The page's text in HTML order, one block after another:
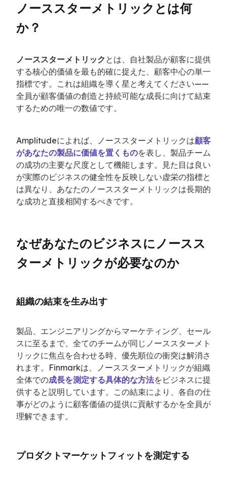
ノーススターメトリックとは何
か？
ノーススターメトリック とは、自社製品が顧客に提供
する核心的価値を最も的確に捉えた、顧客中心の単一
指標です。これは組織を導く星と考えてください——
全員が顧客価値の創造と持続可能な成長に向けて結束
するための唯一の数値です。
Amplitudeによれば、ノーススターメトリックは顧客
があなたの製品に価値を置くものを表し、製品チーム
の成功の主要な尺度として機能します。見た目は良い
が実際のビジネスの健全性を反映しない虚栄の指標と
は異なり、あなたのノーススターメトリックは長期的
な成功と直接相関するべきです。
なぜあなたのビジネスにノースス
ターメトリックが必要なのか
組織の結束を生み出す
製品、エンジニアリングからマーケティング、セール
スに至るまで、全てのチームが同じノーススターメト
リックに焦点を合わせる時、優先順位の衝突は解消さ
れます。Finmarkは、ノーススターメトリックが組織
全体での成長を測定する具体的な方法をビジネスに提
供すると説明しています。この結束により、各自の仕
事がどのように顧客価値の提供に貢献するかを全員が
理解できます。
プロダクトマーケットフィットを測定する